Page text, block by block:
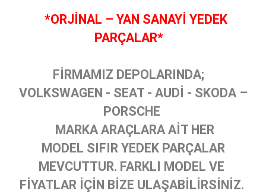
*ORJİNAL – YAN SANAYİ YEDEK
PARÇALAR*
FİRMAMIZ DEPOLARINDA;
VOLKSWAGEN - SEAT - AUDİ - SKODA –
PORSCHE
MARKA ARAÇLARA AİT HER
MODEL SIFIR YEDEK PARÇALAR
MEVCUTTUR. FARKLI MODEL VE
FİYATLAR İÇİN BİZE ULAŞABİLİRSİNİZ.